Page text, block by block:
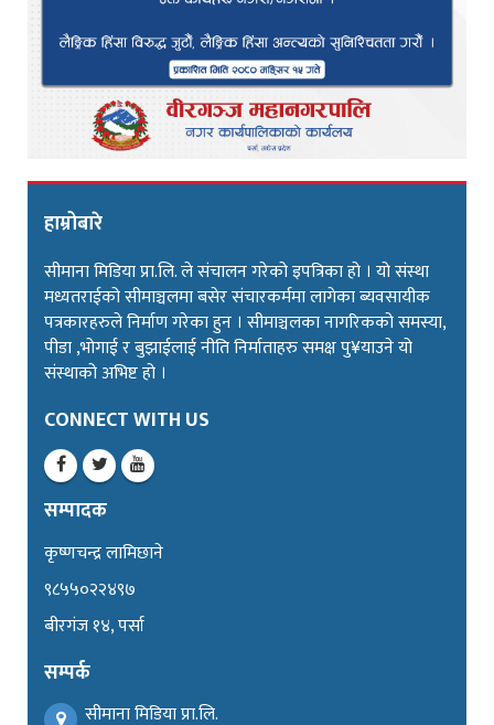
हाम्रोबारे
सीमाना मिडिया प्रा.लि. ले संचालन गरेको इपत्रिका हो । यो संस्था
मध्यतराईको सीमाञ्चलमा बसेर संचारकर्ममा लागेका ब्यवसायीक
पत्रकारहरुले निर्माण गरेका हुन । सीमाञ्चलका नागरिकको समस्या,
पीडा ,भोगाई र बुझाईलाई नीति निर्माताहरु समक्ष पु¥याउने यो
संस्थाको अभिष्ट हो ।
CONNECT WITH US
सम्पादक
कृष्णचन्द्र लामिछाने
९८५५०२२४९७
बीरगंज १४, पर्सा
सम्पर्क
सीमाना मिडिया प्रा.लि.